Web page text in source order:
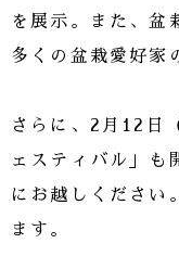
を展示。また、盆
多くの盆栽愛好家
さらに、2月12日
ェスティバル」も
にお越しください
ます。